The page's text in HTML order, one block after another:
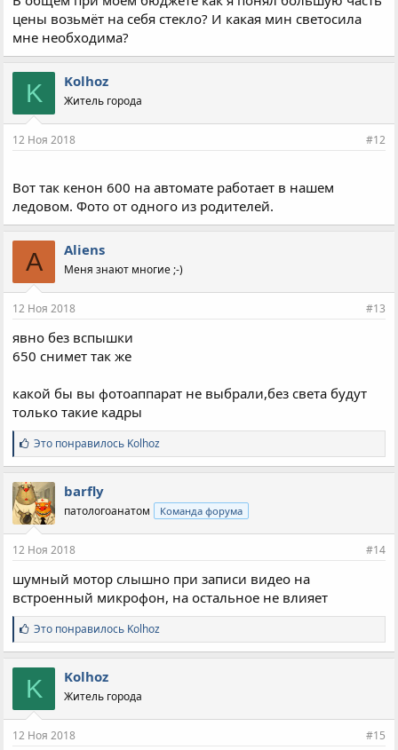
цены возьмёт на себя стекло? И какая мин светосила
мне необходима?
K Kolhoz
Житель города
12 Ноя 2018 #12
Вот так кенон 600 на автомате работает в нашем
ледовом. Фото от одного из родителей.
A Aliens
Меня знают многие ;-)
12 Ноя 2018 #13
явно без вспышки
650 снимет так же
какой бы вы фотоаппарат не выбрали,без света будут
только такие кадры
С
и
м
п
а
т
и
:
Это понравилось Kolhoz
barfly
патологоанатом Команда форума
12 Ноя 2018 #14
шумный мотор слышно при записи видео на
встроенный микрофон, на остальное не влияет
С
и
м
п
а
т
и
:
Это понравилось Kolhoz
K Kolhoz
Житель города
12 Ноя 2018 #15